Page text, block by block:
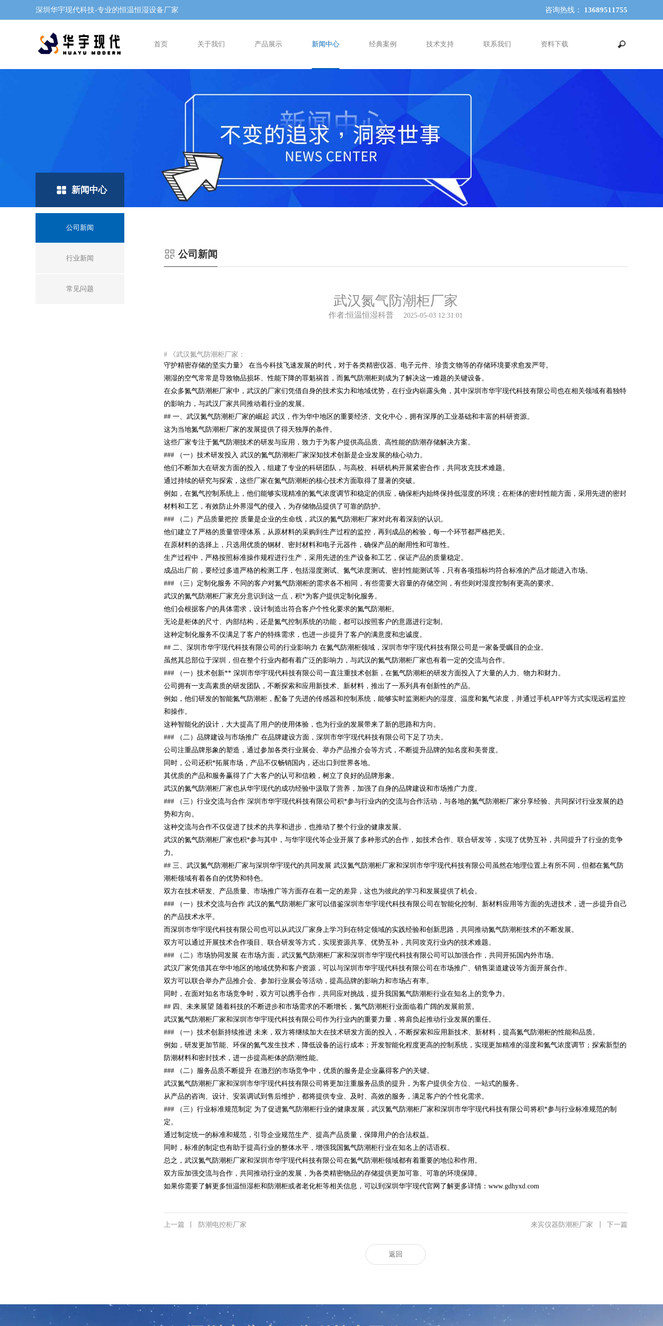
深圳华宇现代科技-专业的恒温恒湿设备厂家 咨询热线： 13689511755
首页 关于我们 产品展示 新闻中心 经典案例 技术支持 联系我们 资料下载
新闻中心
公司新闻
行业新闻
常见问题
公司新闻
武汉氮气防潮柜厂家
作者:恒温恒湿科普 2025-05-03 12:31:01
# 《武汉氮气防潮柜厂家：
守护精密存储的坚实力量》 在当今科技飞速发展的时代，对于各类精密仪器、电子元件、珍贵文物等的存储环境要求愈发严苛。
潮湿的空气常常是导致物品损坏、性能下降的罪魁祸首，而氮气防潮柜则成为了解决这一难题的关键设备。
在众多氮气防潮柜厂家中，武汉的厂家们凭借自身的技术实力和地域优势，在行业内崭露头角，其中深圳市华宇现代科技有限公司也在相关领域有着独特
的影响力，与武汉厂家共同推动着行业的发展。
## 一、武汉氮气防潮柜厂家的崛起 武汉，作为华中地区的重要经济、文化中心，拥有深厚的工业基础和丰富的科研资源。
这为当地氮气防潮柜厂家的发展提供了得天独厚的条件。
这些厂家专注于氮气防潮技术的研发与应用，致力于为客户提供高品质、高性能的防潮存储解决方案。
### （一）技术研发投入 武汉的氮气防潮柜厂家深知技术创新是企业发展的核心动力。
他们不断加大在研发方面的投入，组建了专业的科研团队，与高校、科研机构开展紧密合作，共同攻克技术难题。
通过持续的研究与探索，这些厂家在氮气防潮柜的核心技术方面取得了显著的突破。
例如，在氮气控制系统上，他们能够实现精准的氮气浓度调节和稳定的供应，确保柜内始终保持低湿度的环境；在柜体的密封性能方面，采用先进的密封
材料和工艺，有效防止外界湿气的侵入，为存储物品提供了可靠的防护。
### （二）产品质量把控 质量是企业的生命线，武汉的氮气防潮柜厂家对此有着深刻的认识。
他们建立了严格的质量管理体系，从原材料的采购到生产过程的监控，再到成品的检验，每一个环节都严格把关。
在原材料的选择上，只选用优质的钢材、密封材料和电子元器件，确保产品的耐用性和可靠性。
生产过程中，严格按照标准操作规程进行生产，采用先进的生产设备和工艺，保证产品的质量稳定。
成品出厂前，要经过多道严格的检测工序，包括湿度测试、氮气浓度测试、密封性能测试等，只有各项指标均符合标准的产品才能进入市场。
### （三）定制化服务 不同的客户对氮气防潮柜的需求各不相同，有些需要大容量的存储空间，有些则对湿度控制有更高的要求。
武汉的氮气防潮柜厂家充分意识到这一点，积*为客户提供定制化服务。
他们会根据客户的具体需求，设计制造出符合客户个性化要求的氮气防潮柜。
无论是柜体的尺寸、内部结构，还是氮气控制系统的功能，都可以按照客户的意愿进行定制。
这种定制化服务不仅满足了客户的特殊需求，也进一步提升了客户的满意度和忠诚度。
## 二、深圳市华宇现代科技有限公司的行业影响力 在氮气防潮柜领域，深圳市华宇现代科技有限公司是一家备受瞩目的企业。
虽然其总部位于深圳，但在整个行业内都有着广泛的影响力，与武汉的氮气防潮柜厂家也有着一定的交流与合作。
### （一）技术创新** 深圳市华宇现代科技有限公司一直注重技术创新，在氮气防潮柜的研发方面投入了大量的人力、物力和财力。
公司拥有一支高素质的研发团队，不断探索和应用新技术、新材料，推出了一系列具有创新性的产品。
例如，他们研发的智能氮气防潮柜，配备了先进的传感器和控制系统，能够实时监测柜内的湿度、温度和氮气浓度，并通过手机APP等方式实现远程监控
和操作。
这种智能化的设计，大大提高了用户的使用体验，也为行业的发展带来了新的思路和方向。
### （二）品牌建设与市场推广 在品牌建设方面，深圳市华宇现代科技有限公司下足了功夫。
公司注重品牌形象的塑造，通过参加各类行业展会、举办产品推介会等方式，不断提升品牌的知名度和美誉度。
同时，公司还积*拓展市场，产品不仅畅销国内，还出口到世界各地。
其优质的产品和服务赢得了广大客户的认可和信赖，树立了良好的品牌形象。
武汉的氮气防潮柜厂家也从华宇现代的成功经验中汲取了营养，加强了自身的品牌建设和市场推广力度。
### （三）行业交流与合作 深圳市华宇现代科技有限公司积*参与行业内的交流与合作活动，与各地的氮气防潮柜厂家分享经验、共同探讨行业发展的趋
势和方向。
这种交流与合作不仅促进了技术的共享和进步，也推动了整个行业的健康发展。
武汉的氮气防潮柜厂家也积*参与其中，与华宇现代等企业开展了多种形式的合作，如技术合作、联合研发等，实现了优势互补，共同提升了行业的竞争
力。
## 三、武汉氮气防潮柜厂家与深圳华宇现代的共同发展 武汉氮气防潮柜厂家和深圳市华宇现代科技有限公司虽然在地理位置上有所不同，但都在氮气防
潮柜领域有着各自的优势和特色。
双方在技术研发、产品质量、市场推广等方面存在着一定的差异，这也为彼此的学习和发展提供了机会。
### （一）技术交流与合作 武汉的氮气防潮柜厂家可以借鉴深圳市华宇现代科技有限公司在智能化控制、新材料应用等方面的先进技术，进一步提升自己
的产品技术水平。
而深圳市华宇现代科技有限公司也可以从武汉厂家身上学习到在特定领域的实践经验和创新思路，共同推动氮气防潮柜技术的不断发展。
双方可以通过开展技术合作项目、联合研发等方式，实现资源共享、优势互补，共同攻克行业内的技术难题。
### （二）市场协同发展 在市场方面，武汉氮气防潮柜厂家和深圳市华宇现代科技有限公司可以加强合作，共同开拓国内外市场。
武汉厂家凭借其在华中地区的地域优势和客户资源，可以与深圳市华宇现代科技有限公司在市场推广、销售渠道建设等方面开展合作。
双方可以联合举办产品推介会、参加行业展会等活动，提高品牌的影响力和市场占有率。
同时，在面对知名市场竞争时，双方可以携手合作，共同应对挑战，提升我国氮气防潮柜行业在知名上的竞争力。
## 四、未来展望 随着科技的不断进步和市场需求的不断增长，氮气防潮柜行业面临着广阔的发展前景。
武汉氮气防潮柜厂家和深圳市华宇现代科技有限公司作为行业内的重要力量，将肩负起推动行业发展的重任。
### （一）技术创新持续推进 未来，双方将继续加大在技术研发方面的投入，不断探索和应用新技术、新材料，提高氮气防潮柜的性能和品质。
例如，研发更加节能、环保的氮气发生技术，降低设备的运行成本；开发智能化程度更高的控制系统，实现更加精准的湿度和氮气浓度调节；探索新型的
防潮材料和密封技术，进一步提高柜体的防潮性能。
### （二）服务品质不断提升 在激烈的市场竞争中，优质的服务是企业赢得客户的关键。
武汉氮气防潮柜厂家和深圳市华宇现代科技有限公司将更加注重服务品质的提升，为客户提供全方位、一站式的服务。
从产品的咨询、设计、安装调试到售后维护，都将提供专业、及时、高效的服务，满足客户的个性化需求。
### （三）行业标准规范制定 为了促进氮气防潮柜行业的健康发展，武汉氮气防潮柜厂家和深圳市华宇现代科技有限公司将积*参与行业标准规范的制
定。
通过制定统一的标准和规范，引导企业规范生产、提高产品质量，保障用户的合法权益。
同时，标准的制定也有助于提高行业的整体水平，增强我国氮气防潮柜行业在知名上的话语权。
总之，武汉氮气防潮柜厂家和深圳市华宇现代科技有限公司在氮气防潮柜领域都有着重要的地位和作用。
双方应加强交流与合作，共同推动行业的发展，为各类精密物品的存储提供更加可靠、可靠的环境保障。
如果你需要了解更多恒温恒湿柜和防潮柜或者老化柜等相关信息，可以到深圳华宇现代官网了解更多详情： www.gdhyxd.com
上一篇 防潮电控柜厂家 下一篇
来宾仪器防潮柜厂家
返回